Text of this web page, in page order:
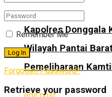
Kapolres Donggala
Wilayah Pantai
Pemeliharaan
edit post
Remember Me
Forgotten Password?
Retrieve your password